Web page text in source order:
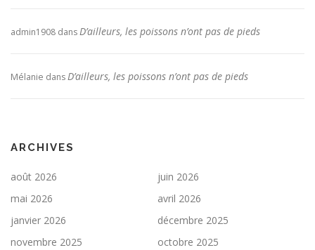
admin1908 dansD’ailleurs, les poissons n’ont pas de pieds
Mélanie dansD’ailleurs, les poissons n’ont pas de pieds
ARCHIVES
août 2026
juin 2026
mai 2026
avril 2026
janvier 2026
décembre 2025
novembre 2025
octobre 2025